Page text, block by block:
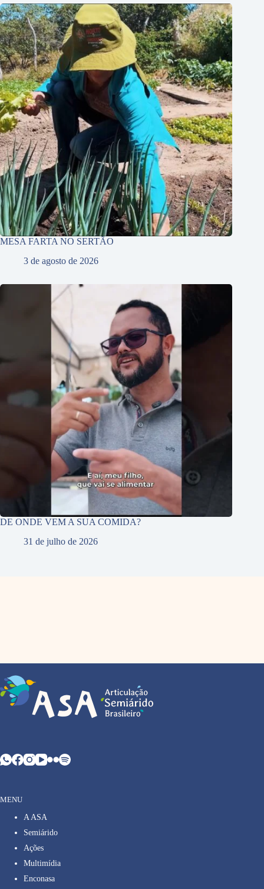
MESA FARTA NO SERTÃO
3 de agosto de 2026
DE ONDE VEM A SUA COMIDA?
31 de julho de 2026
MENU
A ASA
Semiárido
Ações
Multimídia
Enconasa